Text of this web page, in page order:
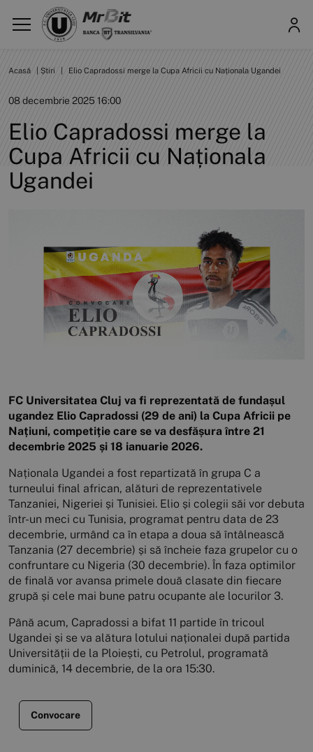
Acasă Știri Elio Capradossi merge la Cupa Africii cu Naționala Ugandei
08 decembrie 2025 16:00
Elio Capradossi merge la
Cupa Africii cu Naționala
Ugandei
FC Universitatea Cluj va fi reprezentată de fundașul
ugandez Elio Capradossi (29 de ani) la Cupa Africii pe
Națiuni, competiție care se va desfășura între 21
decembrie 2025 și 18 ianuarie 2026.
Naționala Ugandei a fost repartizată în grupa C a
turneului final african, alături de reprezentativele
Tanzaniei, Nigeriei și Tunisiei. Elio și colegii săi vor debuta
într-un meci cu Tunisia, programat pentru data de 23
decembrie, urmând ca în etapa a doua să întâlnească
Tanzania (27 decembrie) și să încheie faza grupelor cu o
confruntare cu Nigeria (30 decembrie). În faza optimilor
de finală vor avansa primele două clasate din fiecare
grupă și cele mai bune patru ocupante ale locurilor 3.
Până acum, Capradossi a bifat 11 partide în tricoul
Ugandei și se va alătura lotului naționalei după partida
Universității de la Ploiești, cu Petrolul, programată
duminică, 14 decembrie, de la ora 15:30.
Convocare